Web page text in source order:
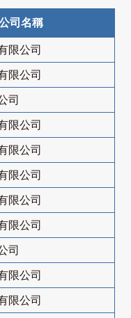
司名稱
限公司
限公司
司
限公司
限公司
限公司
限公司
限公司
司
限公司
限公司